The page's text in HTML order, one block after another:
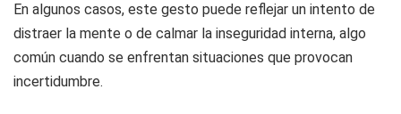
En algunos casos, este gesto puede reflejar un intento de
distraer la mente o de calmar la inseguridad interna, algo
común cuando se enfrentan situaciones que provocan
incertidumbre.